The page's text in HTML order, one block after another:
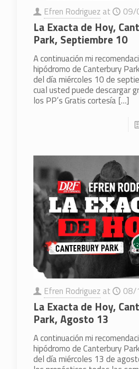
Efren Rodriguez at 09/
La Exacta de Hoy,
Park, Septiembre 10
A continuación mi
hipódromo de Canterbury
del día miércoles 10 de
cual usted puede descargar
los PP’s Gratis cortesía[…]
Efren Rodriguez at 08/
La Exacta de Hoy,
Park, Agosto 13
A continuación mi
hipódromo de Canterbury
del día miércoles 13 de